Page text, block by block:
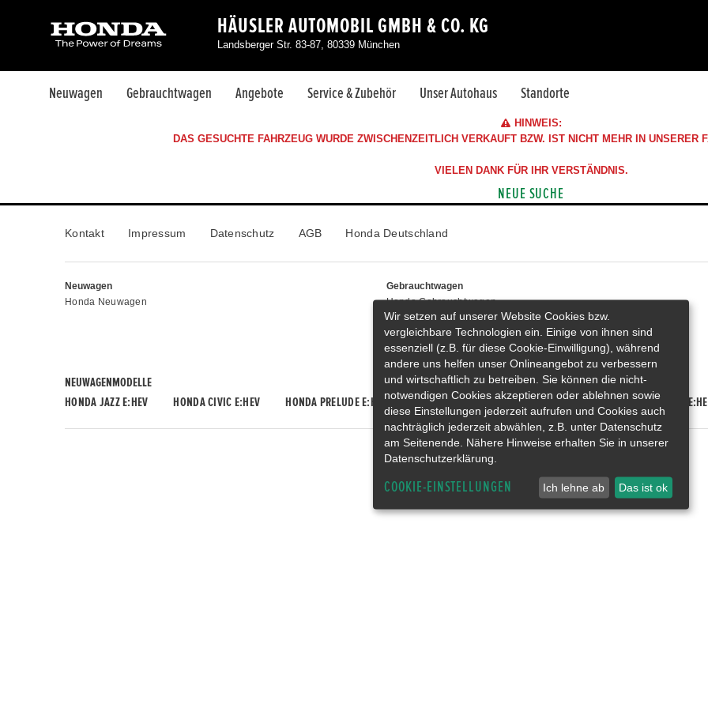
HÄUSLER AUTOMOBIL GMBH & CO. KG
Landsberger Str. 83-87, 80339 München
Neuwagen Gebrauchtwagen Angebote Service & Zubehör Unser Autohaus Standorte
HINWEIS:
DAS GESUCHTE FAHRZEUG WURDE ZWISCHENZEITLICH VERKAUFT BZW. IST NICHT MEHR IN UNSERER
VIELEN DANK FÜR IHR VERSTÄNDNIS.
NEUE SUCHE
Kontakt Impressum Datenschutz AGB Honda Deutschland
Neuwagen
Honda Neuwagen
Gebrauchtwagen
Honda Gebrauchtwagen
Honda Vorführwagen
Gesamtbestand
NEUWAGENMODELLE
HONDA JAZZ E:HEV
HONDA CIVIC E:HEV HONDA PRELUDE E:HEV HONDA HR-V E:HEV HONDA ZR-V E:HEV HONDA CR-V
Wir setzen auf unserer Website Cookies bzw.
vergleichbare Technologien ein. Einige von ihnen sind
essenziell (z.B. für diese Cookie-Einwilligung), während
andere uns helfen unser Onlineangebot zu verbessern
und wirtschaftlich zu betreiben. Sie können die nicht-
notwendigen Cookies akzeptieren oder ablehnen sowie
diese Einstellungen jederzeit aufrufen und Cookies auch
nachträglich jederzeit abwählen, z.B. unter Datenschutz
am Seitenende. Nähere Hinweise erhalten Sie in unserer
Datenschutzerklärung.
COOKIE-EINSTELLUNGEN Ich lehne ab Das ist ok